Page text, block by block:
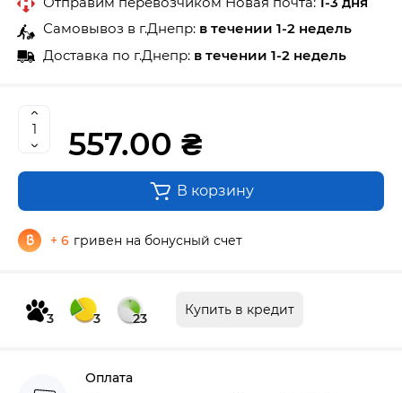
Самовывоз в г.Днепр: в течении 1-2 недель
Доставка по г.Днепр: в течении 1-2 недель
557.00 ₴
В корзину
+ 6 гривен на бонусный счет
3 3 23
Купить в кредит
Оплата